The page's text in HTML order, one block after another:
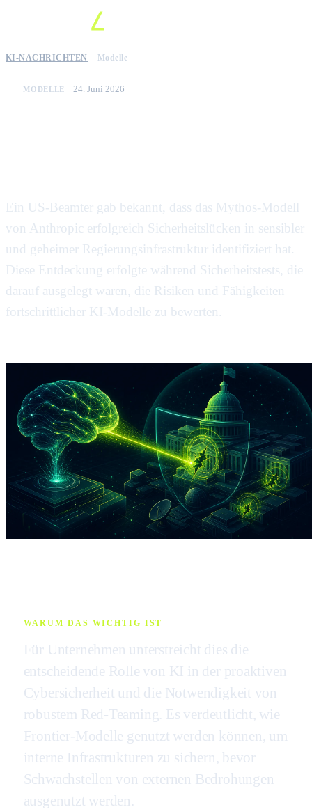
KI-NACHRICHTEN Modelle
MODELLE 24. Juni 2026
Ein US-Beamter gab bekannt, dass das Mythos-Modell
von Anthropic erfolgreich Sicherheitslücken in sensibler
und geheimer Regierungsinfrastruktur identifiziert hat.
Diese Entdeckung erfolgte während Sicherheitstests, die
darauf ausgelegt waren, die Risiken und Fähigkeiten
fortschrittlicher KI-Modelle zu bewerten.
WARUM DAS WICHTIG IST
Für Unternehmen unterstreicht dies die
entscheidende Rolle von KI in der proaktiven
Cybersicherheit und die Notwendigkeit von
robustem Red-Teaming. Es verdeutlicht, wie
Frontier-Modelle genutzt werden können, um
interne Infrastrukturen zu sichern, bevor
Schwachstellen von externen Bedrohungen
ausgenutzt werden.